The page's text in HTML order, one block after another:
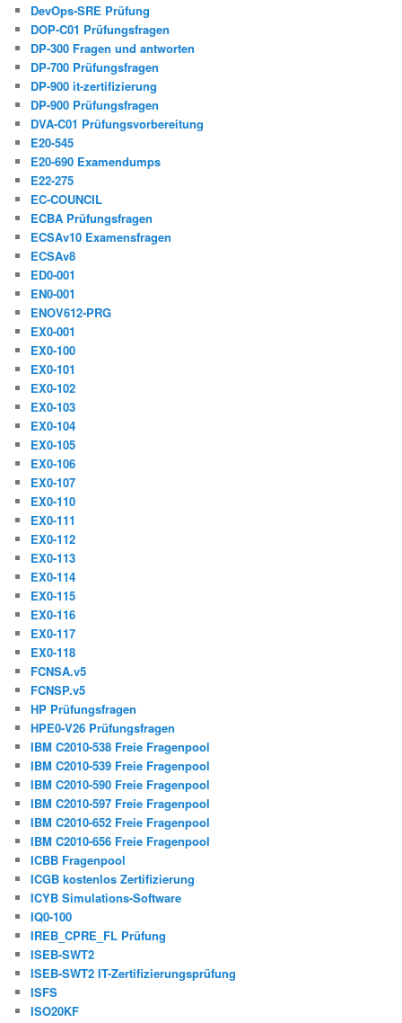
DevOps-SRE Prüfung
DOP-C01 Prüfungsfragen
DP-300 Fragen und antworten
DP-700 Prüfungsfragen
DP-900 it-zertifizierung
DP-900 Prüfungsfragen
DVA-C01 Prüfungsvorbereitung
E20-545
E20-690 Examendumps
E22-275
EC-COUNCIL
ECBA Prüfungsfragen
ECSAv10 Examensfragen
ECSAv8
ED0-001
EN0-001
ENOV612-PRG
EX0-001
EX0-100
EX0-101
EX0-102
EX0-103
EX0-104
EX0-105
EX0-106
EX0-107
EX0-110
EX0-111
EX0-112
EX0-113
EX0-114
EX0-115
EX0-116
EX0-117
EX0-118
FCNSA.v5
FCNSP.v5
HP Prüfungsfragen
HPE0-V26 Prüfungsfragen
IBM C2010-538 Freie Fragenpool
IBM C2010-539 Freie Fragenpool
IBM C2010-590 Freie Fragenpool
IBM C2010-597 Freie Fragenpool
IBM C2010-652 Freie Fragenpool
IBM C2010-656 Freie Fragenpool
ICBB Fragenpool
ICGB kostenlos Zertifizierung
ICYB Simulations-Software
IQ0-100
IREB_CPRE_FL Prüfung
ISEB-SWT2
ISEB-SWT2 IT-Zertifizierungsprüfung
ISFS
ISO20KF